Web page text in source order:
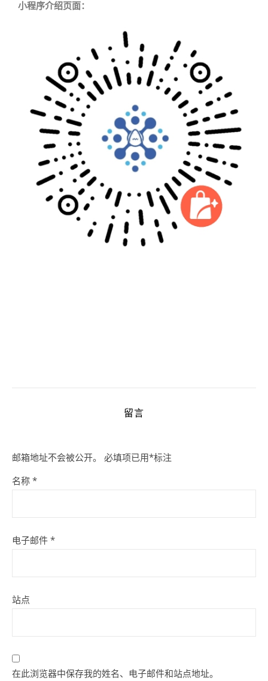
小程序介绍页面：
留言
邮箱地址不会被公开。 必填项已用*标注
名称 *
电子邮件 *
站点
在此浏览器中保存我的姓名、电子邮件和站点地址。